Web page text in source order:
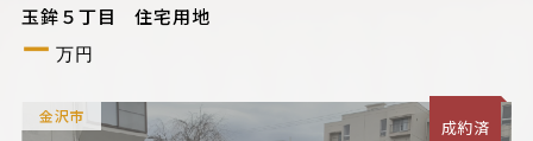
玉鉾５丁目 住宅用地
ー 万円
金沢市
成約済